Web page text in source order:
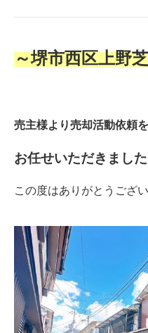
～堺市西区上野
売主様より売却活動依頼を
お任せいただきました
この度はありがとうござい